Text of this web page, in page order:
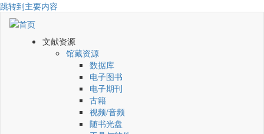
跳转到主要内容
文献资源
馆藏资源
数据库
电子图书
电子期刊
古籍
视频/音频
随书光盘